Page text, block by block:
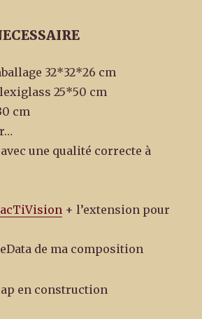
32*32*26 cm
25*50 cm
cm
une qualité correcte à
+ l’extension pour
de ma composition